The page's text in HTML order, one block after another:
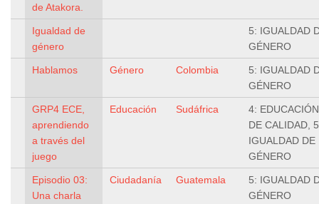
de Atakora.
Igualdad de
género
5: IGUALDAD
GÉNERO
Hablamos Género Colombia
5: IGUALDAD
GÉNERO
GRP4 ECE,
aprendiendo
a través del
juego
Educación Sudáfrica
4: EDUCACIÓN
DE CALIDAD,
IGUALDAD DE
GÉNERO
Episodio 03:
Una charla
Ciudadanía Guatemala
5: IGUALDAD
GÉNERO